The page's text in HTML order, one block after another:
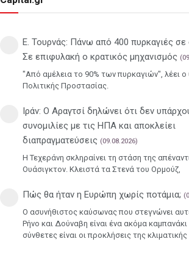
Ε. Τουρνάς: Πάνω από 400 πυρκαγιές σε
Σε επιφυλακή ο κρατικός μηχανισμός
"Από αμέλεια το 90% των πυρκαγιών", λέει
Πολιτικής Προστασίας.
Ιράν: Ο Αραγτσί δηλώνει ότι δεν
συνομιλίες με τις ΗΠΑ και αποκλείει
διαπραγματεύσεις (09.08.2026)
Η Τεχεράνη σκληραίνει τη στάση της
Ουάσιγκτον. Κλειστά τα Στενά του Ορμούζ,
Πώς θα ήταν η Ευρώπη χωρίς ποτάμια;
Ο ασυνήθιστος καύσωνας που στεγνώνει
Ρήνο και Δούναβη είναι ένα ακόμα
σύνθετες είναι οι προκλήσεις της κλιματικής